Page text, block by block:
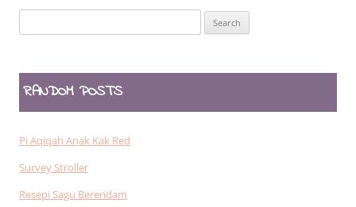
for:
RANDOM POSTS
Pi Aqiqah Anak Kak Red
Survey Stroller
Resepi Sagu Berendam